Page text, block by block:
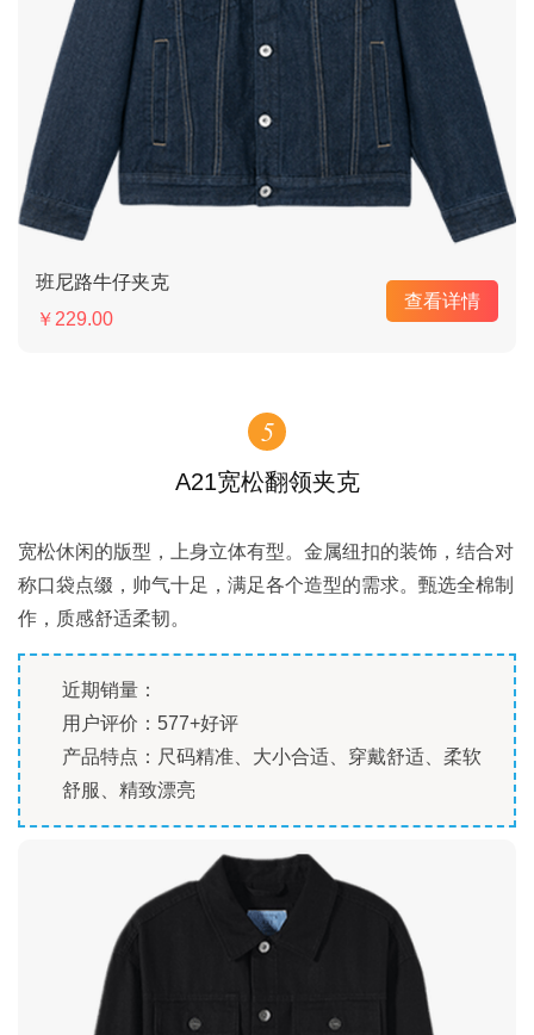
班尼路牛仔夹克
￥229.00
查看详情
5
A21宽松翻领夹克
宽松休闲的版型，上身立体有型。金属纽扣的装饰，结合对
称口袋点缀，帅气十足，满足各个造型的需求。甄选全棉制
作，质感舒适柔韧。
近期销量：
用户评价：577+好评
产品特点：尺码精准、大小合适、穿戴舒适、柔软
舒服、精致漂亮